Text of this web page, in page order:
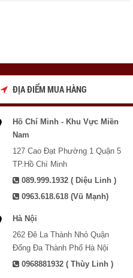
ĐỊA ĐIỂM MUA HÀNG
Hồ Chí Minh - Khu Vực Miền
Nam
127 Cao Đạt Phường 1 Quận 5
TP.Hồ Chí Minh
089.999.1932 ( Diệu Linh )
0963.618.618 (Vũ Mạnh)
Hà Nội
262 Đê La Thành Nhỏ Quận
Đống Đa Thành Phố Hà Nội
0968881932 ( Thùy Linh )